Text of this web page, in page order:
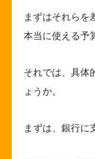
まずはそれらを
本当に使える予
それでは、具体
ょうか。
まずは、銀行に